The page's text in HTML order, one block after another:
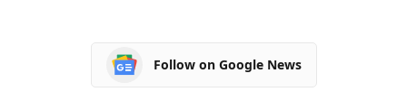
Follow on Google News